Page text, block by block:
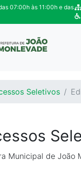
07:00h às 11:00h e das
Seletivos
Municipal de João